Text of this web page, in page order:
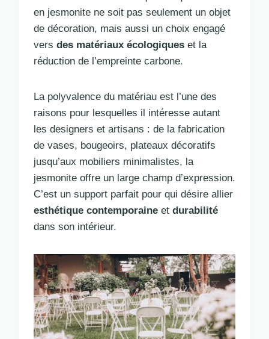
en jesmonite ne soit pas seulement un objet
de décoration, mais aussi un choix engagé
vers des matériaux écologiques et la
réduction de l’empreinte carbone.
La polyvalence du matériau est l’une des
raisons pour lesquelles il intéresse autant
les designers et artisans : de la fabrication
de vases, bougeoirs, plateaux décoratifs
jusqu’aux mobiliers minimalistes, la
jesmonite offre un large champ d’expression.
C’est un support parfait pour qui désire allier
esthétique contemporaine et durabilité
dans son intérieur.